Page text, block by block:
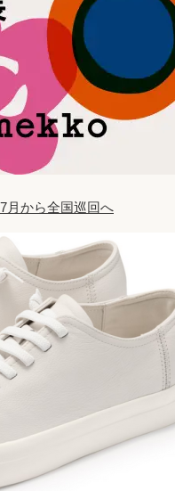
月から全国巡回へ